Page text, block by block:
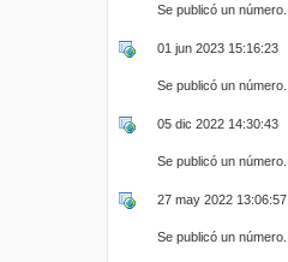
Se publicó un número.
01 jun 2023 15:16:23
Se publicó un número.
05 dic 2022 14:30:43
Se publicó un número.
27 may 2022 13:06:57
Se publicó un número.